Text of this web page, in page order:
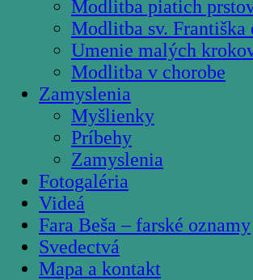
Modlitba piatich
Modlitba sv. Františka
Umenie malých
Modlitba v chorobe
Zamyslenia
Myšlienky
Príbehy
Zamyslenia
Fotogaléria
Videá
Fara Beša – farské oznamy
Svedectvá
Mapa a kontakt